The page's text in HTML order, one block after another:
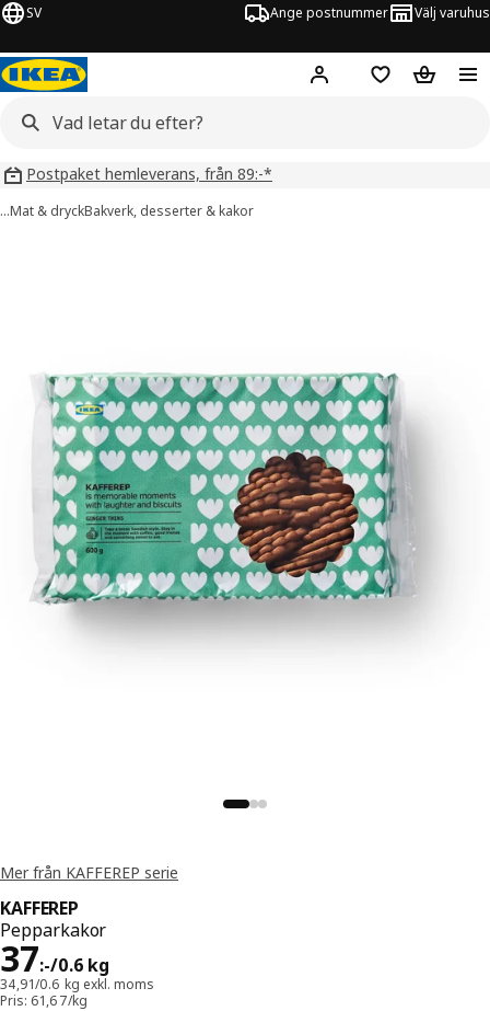
SV Ange postnummer Välj varuhus
Hej! Logga inInköpslistaVarukorg
Postpaket hemleverans, från 89:-*
…Mat & dryckBakverk, desserter & kakor
Mer från KAFFEREP serie
KAFFEREP
Pepparkakor
37:-/0.6 kg
Pris 37:-/0.6 kg
34,91/0.6 kg exkl. moms
Pris: 61,67/kg